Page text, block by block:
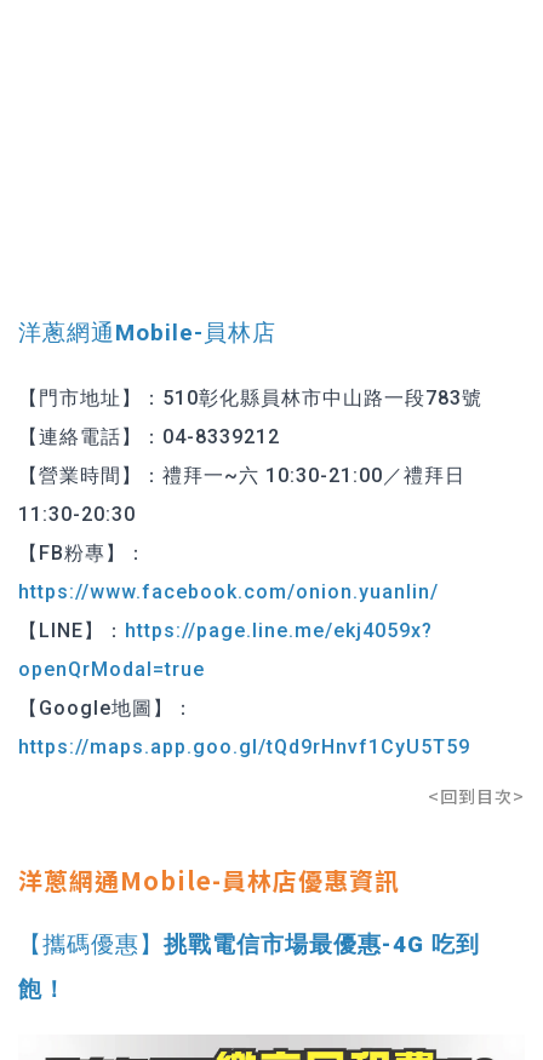
洋蔥網通Mobile-員林店
【門市地址】：510彰化縣員林市中山路一段783號
【連絡電話】：04-8339212
【營業時間】：禮拜一~六 10:30-21:00／禮拜日
11:30-20:30
【FB粉專】：
https://www.facebook.com/onion.yuanlin/
【LINE】： https://page.line.me/ekj4059x?
openQrModal=true
【Google地圖】：
https://maps.app.goo.gl/tQd9rHnvf1CyU5T59
<回到目次>
洋蔥網通Mobile-員林店優惠資訊
【攜碼優惠】 挑戰電信市場最優惠-4G 吃到
飽！